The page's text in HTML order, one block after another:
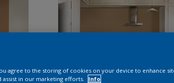
agree to the storing of cookies on your device to enhance
assist in our marketing efforts.
Info